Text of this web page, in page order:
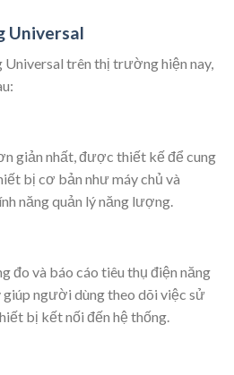
Universal
Universal trên thị trường hiện nay,
giản nhất, được thiết kế để cung
bị cơ bản như máy chủ và
năng quản lý năng lượng.
đo và báo cáo tiêu thụ điện năng
người dùng theo dõi việc sử
bị kết nối đến hệ thống.